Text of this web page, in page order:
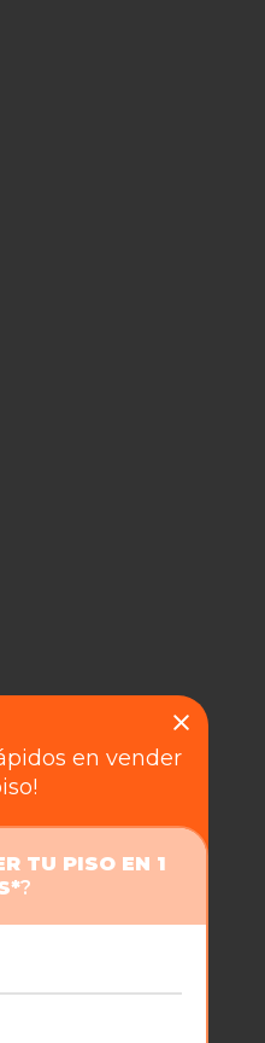
en vender
TU PISO EN 1
?